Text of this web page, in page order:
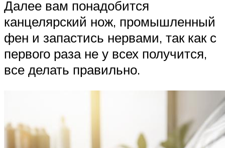
Далее вам понадобится
канцелярский нож, промышленный
фен и запастись нервами, так как с
первого раза не у всех получится,
все делать правильно.